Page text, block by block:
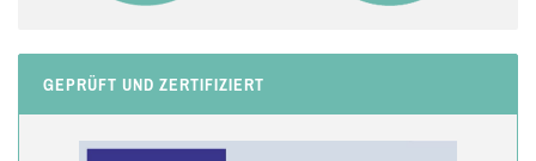
GEPRÜFT UND ZERTIFIZIERT